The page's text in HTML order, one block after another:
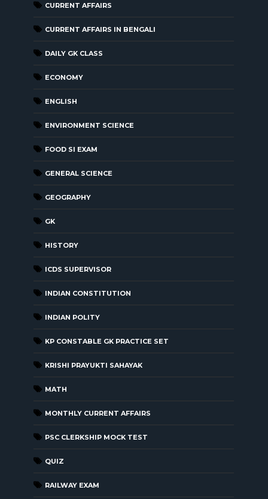
CURRENT AFFAIRS
CURRENT AFFAIRS IN BENGALI
DAILY GK CLASS
ECONOMY
ENGLISH
ENVIRONMENT SCIENCE
FOOD SI EXAM
GENERAL SCIENCE
GEOGRAPHY
GK
HISTORY
ICDS SUPERVISOR
INDIAN CONSTITUTION
INDIAN POLITY
KP CONSTABLE GK PRACTICE SET
KRISHI PRAYUKTI SAHAYAK
MATH
MONTHLY CURRENT AFFAIRS
PSC CLERKSHIP MOCK TEST
QUIZ
RAILWAY EXAM